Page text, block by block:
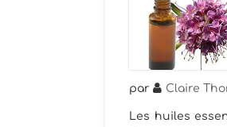
par Claire
Les huiles